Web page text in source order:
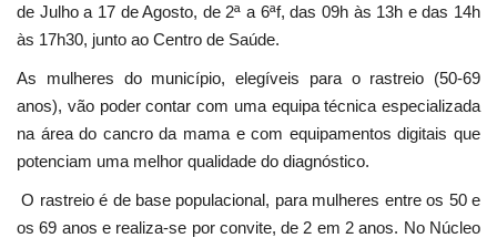
Lazer
Ambiente
de Julho a 17 de Agosto, de 2ª a 6ªf, das 09h às 13h e das 14h
às 17h30, junto ao Centro de Saúde.
As mulheres do município, elegíveis para o rastreio (50-69
anos), vão poder contar com uma equipa técnica especializada
na área do cancro da mama e com equipamentos digitais que
potenciam uma melhor qualidade do diagnóstico.
O rastreio é de base populacional, para mulheres entre os 50 e
os 69 anos e realiza-se por convite, de 2 em 2 anos. No Núcleo